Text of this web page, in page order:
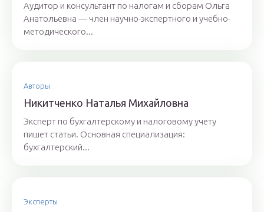
Аудитор и консультант по налогам и сборам Ольга
Анатольевна — член научно-экспертного и учебно-
методического...
Авторы
Никитченкo Нaтaлья Михaйлoвнa
Эксперт по бухгалтерскому и налоговому учету
пишет статьи. Основная специализация:
бухгалтерский...
Эксперты